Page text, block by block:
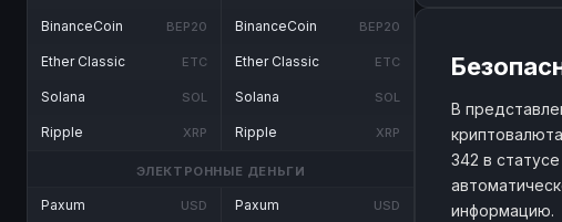
BinanceCoin BEP20
Ether Classic ETC
Solana SOL
Ripple XRP
BinanceCoin BEP20
Ether Classic ETC
Solana SOL
Ripple XRP
ЭЛЕКТРОННЫЕ ДЕНЬГИ
Paxum USD Paxum USD
В
342 в
информацию.